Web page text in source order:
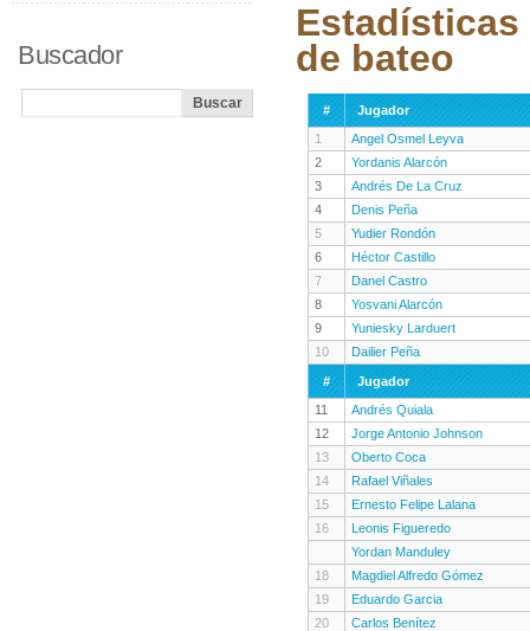
Estadísticas
de bateo
#
Jugador
1
Angel Osmel Leyva
2
Yordanis Alarcón
3
Andrés De La Cruz
4
Denis Peña
5
Yudier Rondón
6
Héctor Castillo
7
Danel Castro
8
Yosvani Alarcón
9
Yuniesky Larduert
10
Dailier Peña
#
Jugador
11
Andrés Quiala
12
Jorge Antonio Johnson
13
Oberto Coca
14
Rafael Viñales
15
Ernesto Felipe Lalana
16
Leonis Figueredo
Yordan Manduley
18
Magdiel Alfredo Gómez
19
Eduardo Garcia
20
Carlos Benítez
Buscador